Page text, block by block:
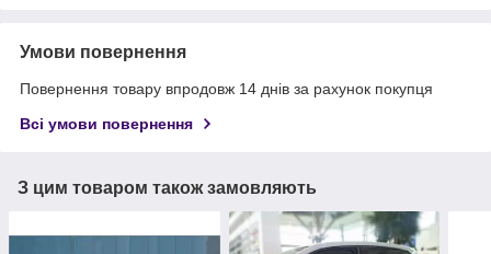
Умови повернення
Повернення товару впродовж 14 днів за рахунок покупця
Всі умови повернення
З цим товаром також замовляють